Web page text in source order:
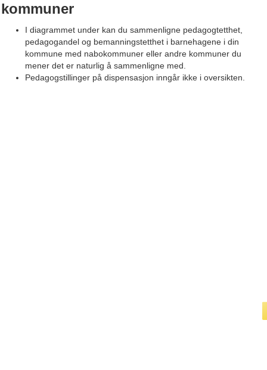
kommuner​
I diagrammet under kan du sammenligne pedagogtetthet,
pedagogandel og bemanningstetthet i barnehagene i din
kommune med nabokommuner eller andre kommuner du
mener det er naturlig å sammenligne med.
Pedagogstillinger på dispensasjon inngår ikke i oversikten.